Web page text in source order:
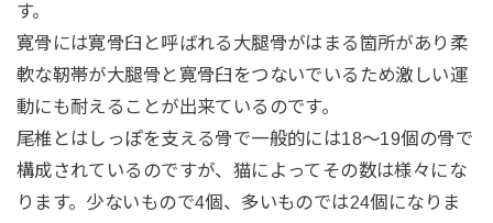
す。
寛骨には寛骨臼と呼ばれる大腿骨がはまる箇所があり柔
軟な靭帯が大腿骨と寛骨臼をつないでいるため激しい運
動にも耐えることが出来ているのです。
尾椎とはしっぽを支える骨で一般的には18～19個の骨で
構成されているのですが、猫によってその数は様々にな
ります。少ないもので4個、多いものでは24個になりま